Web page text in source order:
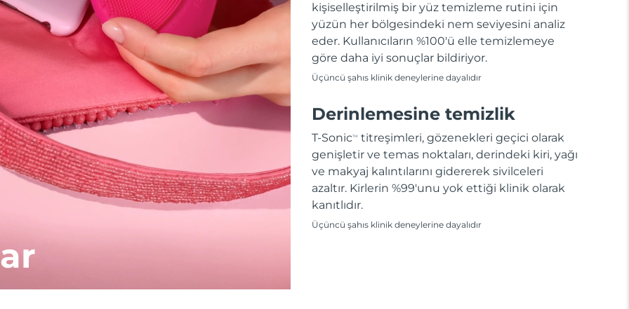
kişiselleştirilmiş bir yüz temizleme rutini için
yüzün her bölgesindeki nem seviyesini analiz
eder. Kullanıcıların %100'ü elle temizlemeye
göre daha iyi sonuçlar bildiriyor.
Üçüncü şahıs klinik deneylerine dayalıdır
Derinlemesine temizlik
T-SonicTM
titreşimleri, gözenekleri geçici olarak
genişletir ve temas noktaları, derindeki kiri, yağı
ve makyaj kalıntılarını gidererek sivilceleri
azaltır. Kirlerin %99'unu yok ettiği klinik olarak
kanıtlıdır.
Üçüncü şahıs klinik deneylerine dayalıdır